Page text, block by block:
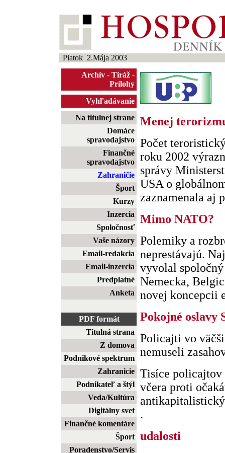
Piatok 2.Mája 2003
Archív - Tiráž -
Prílohy
Vyhľadávanie
Na titulnej strane
Domáce
spravodajstvo
Finančné
spravodajstvo
Zahraničie
Šport
Kurzy
Inzercia
Spoločnosť
Vaše názory
Email-redakcia
Email-inzercia
Predplatné
Anketa
PDF formát
Titulná strana
Z domova
Podnikové spektrum
Zahranicie
Podnikateľ a štýl
Veda/Kultúra
Digitálny svet
Finančné komentáre
Šport
Poradenstvo/Servis
Menej
Počet
roku 2002
správy
USA o
zaznamenala aj
Mimo NATO?
Polemiky a
neprestávajú.
vyvolal
Nemecka,
novej koncepcii
Pokojné oslavy
Policajti vo
nemuseli
Tisíce
včera proti
.
udalosti